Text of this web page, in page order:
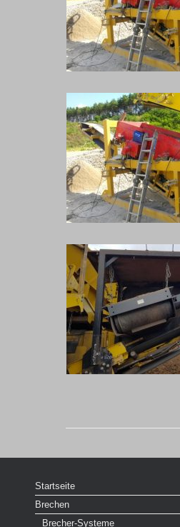
Startseite
Brechen
Brecher-Systeme